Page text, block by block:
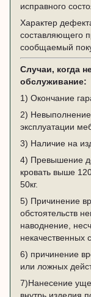
исправного
Характер
составляющего
сообщаемый
Случаи, когда
обслуживание:
1) Окончание
2) Невыполнение
эксплуатации
3) Наличие на
4) Превышение
кровать выше
50кг.
5) Причинение
обстоятельств
наводнение,
некачественных
6) причинение
или ложных
7)Нанесение
внутрь изделия